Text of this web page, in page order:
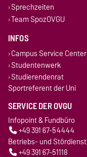
Sprechzeiten
Team SpozOVGU
INFOS
Campus Service Center
Studentenwerk
Studierendenrat
Sportreferent der Uni
SERVICE DER OVGU
Infopoint & Fundbüro
+49 391 67-54444
Betriebs- und Stördienst
+49 391 67-51118